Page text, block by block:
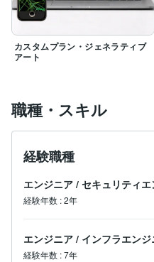
カスタムプラン・ジェネラティブ
アート
職種・スキル
経験職種
エンジニア / セキュリティ
経験年数 :2年
エンジニア / インフラエンジ
経験年数 :7年